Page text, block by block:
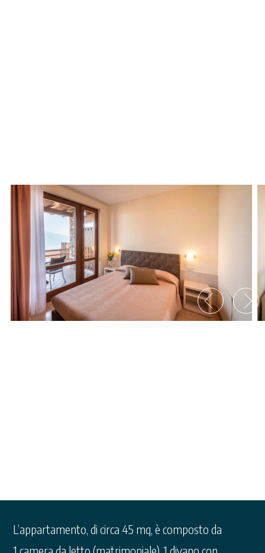
L’appartamento, di circa 45 mq, è composto da